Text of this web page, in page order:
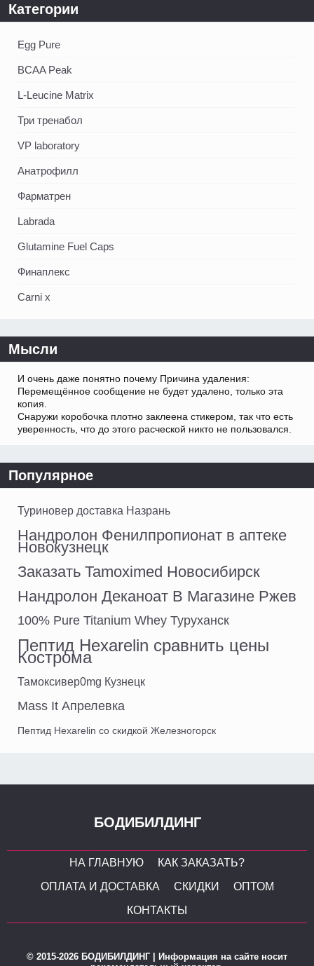
Категории
Egg Pure
BCAA Peak
L-Leucine Matrix
Три тренабол
VP laboratory
Анатрофилл
Фарматрен
Labrada
Glutamine Fuel Caps
Финаплекс
Carni x
Мысли
И очень даже понятно почему Причина удаления:
Перемещённое сообщение не будет удалено, только эта
копия.
Снаружи коробочка плотно заклеена стикером, так что есть
уверенность, что до этого расческой никто не пользовался.
Популярное
Туриновер доставка Назрань
Нандролон Фенилпропионат в аптеке
Новокузнецк
Заказать Tamoximed Новосибирск
Нандролон Деканоат В Магазине Ржев
100% Pure Titanium Whey Туруханск
Пептид Hexarelin сравнить цены
Кострома
Тамоксивер0mg Кузнецк
Mass It Апрелевка
Пептид Hexarelin со скидкой Железногорск
БОДИБИЛДИНГ
НА ГЛАВНУЮ
КАК ЗАКАЗАТЬ?
ОПЛАТА И ДОСТАВКА
СКИДКИ
ОПТОМ
КОНТАКТЫ
© 2015-2026 БОДИБИЛДИНГ | Информация на сайте носит